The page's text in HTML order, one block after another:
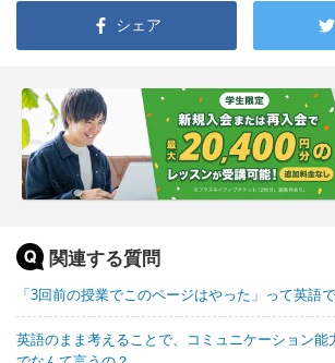
シェア
関連する質問
「3回前の授業でこのページはやった」って英語
英語のまま考えることで、コミュニケーション能